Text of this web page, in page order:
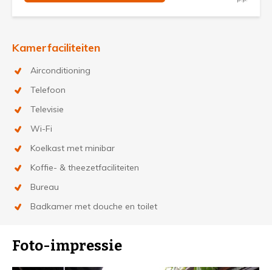
Kamerfaciliteiten
Airconditioning
Telefoon
Televisie
Wi-Fi
Koelkast met minibar
Koffie- & theezetfaciliteiten
Bureau
Badkamer met douche en toilet
Foto-impressie